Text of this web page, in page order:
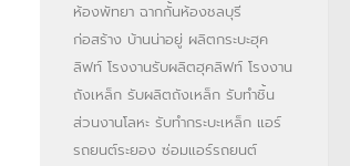
ห้องพัทยา ฉากกั้นห้องชลบุรี
ก่อสร้าง บ้านน่าอยู่ ผลิตกระบะฮุค
ลิฟท์ โรงงานรับผลิตฮุคลิฟท์ โรงงาน
ถังเหล็ก รับผลิตถังเหล็ก รับทำชิ้น
ส่วนงานโลหะ รับทำกระบะเหล็ก แอร์
รถยนต์ระยอง ซ่อมแอร์รถยนต์